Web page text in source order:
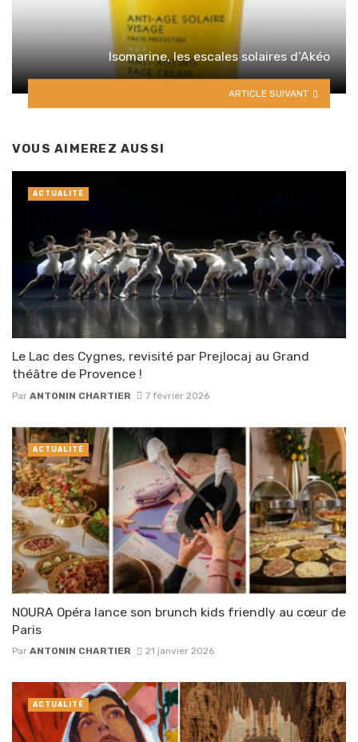
Isomarine, les escales solaires d’Akéo
ARTICLE SUIVANT
VOUS AIMEREZ AUSSI
Le Lac des Cygnes, revisité par Prejlocaj au Grand
théâtre de Provence !
Par ANTONIN CHARTIER 7 février 2026
ACTUALITÉ
NOURA Opéra lance son brunch kids friendly au cœur de
Paris
Par ANTONIN CHARTIER 21 janvier 2026
ACTUALITÉ
ACTUALITÉ